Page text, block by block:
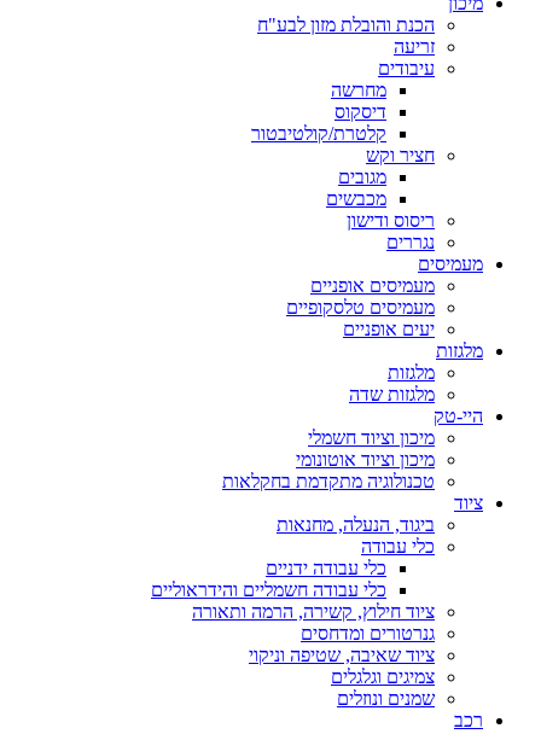
הכנת והובלת מזון לבע"ח
זריעה
עיבודים
מחרשה
דיסקוס
קלטרת/קולטיבטור
חציר וקש
מגובים
מכבשים
ריסוס ודישון
נגררים
מעמיסים
מעמיסים אופניים
מעמיסים טלסקופיים
יעים אופניים
מלגזות
מלגזות
מלגזות שדה
היי-טק
מיכון וציוד חשמלי
מיכון וציוד אוטונומי
טכנולוגיה מתקדמת בחקלאות
ציוד
ביגוד, הנעלה, מחנאות
כלי עבודה
כלי עבודה ידניים
כלי עבודה חשמליים והידראוליים
ציוד חילוץ, קשירה, הרמה ותאורה
גנרטורים ומדחסים
ציוד שאיבה, שטיפה וניקוי
צמיגים וגלגלים
שמנים ונוזלים
רכב